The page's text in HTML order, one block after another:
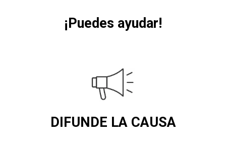
¡Puedes ayudar!
DIFUNDE LA CAUSA